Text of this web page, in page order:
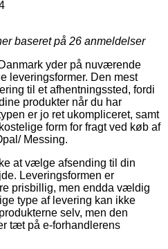
baseret på 26 anmeldelser
yder på nuværende
leveringsformer. Den mest
til et afhentningssted, fordi
produkter når du har
er jo ret ukompliceret, samt
form for fragt ved køb af
Messing.
at vælge afsending til din
Leveringsformen er
prisbillig, men endda vældig
type af levering kan ikke
selv, men den
tæt på e-forhandlerens